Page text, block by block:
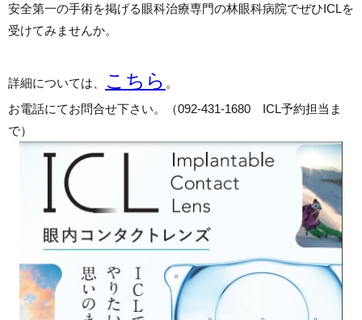
安全第一の手術を掲げる眼科治療専門の林眼科病院でぜひICLを
受けてみませんか。
詳細については、 こちら 。
お電話にてお問合せ下さい。（092-431-1680 ICL予約担当ま
で）